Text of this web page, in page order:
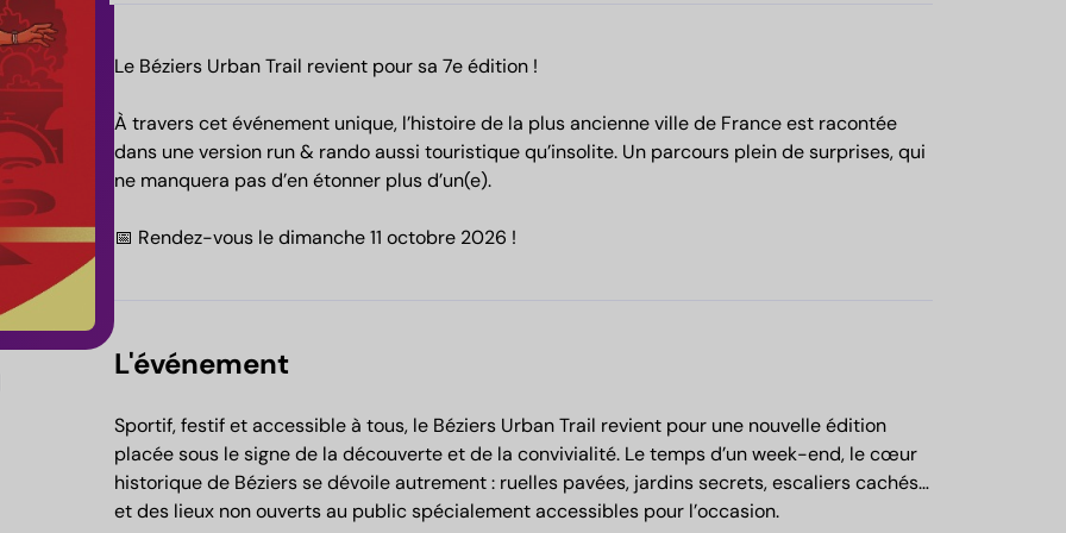
Le Béziers Urban Trail revient pour sa 7e édition !
À travers cet événement unique, l’histoire de la plus ancienne ville de France est racontée
dans une version run & rando aussi touristique qu’insolite. Un parcours plein de surprises, qui
ne manquera pas d’en étonner plus d’un(e).
📅 Rendez-vous le dimanche 11 octobre 2026 !
L'événement
Sportif, festif et accessible à tous, le Béziers Urban Trail revient pour une nouvelle édition
placée sous le signe de la découverte et de la convivialité. Le temps d’un week-end, le cœur
historique de Béziers se dévoile autrement : ruelles pavées, jardins secrets, escaliers cachés…
et des lieux non ouverts au public spécialement accessibles pour l’occasion.